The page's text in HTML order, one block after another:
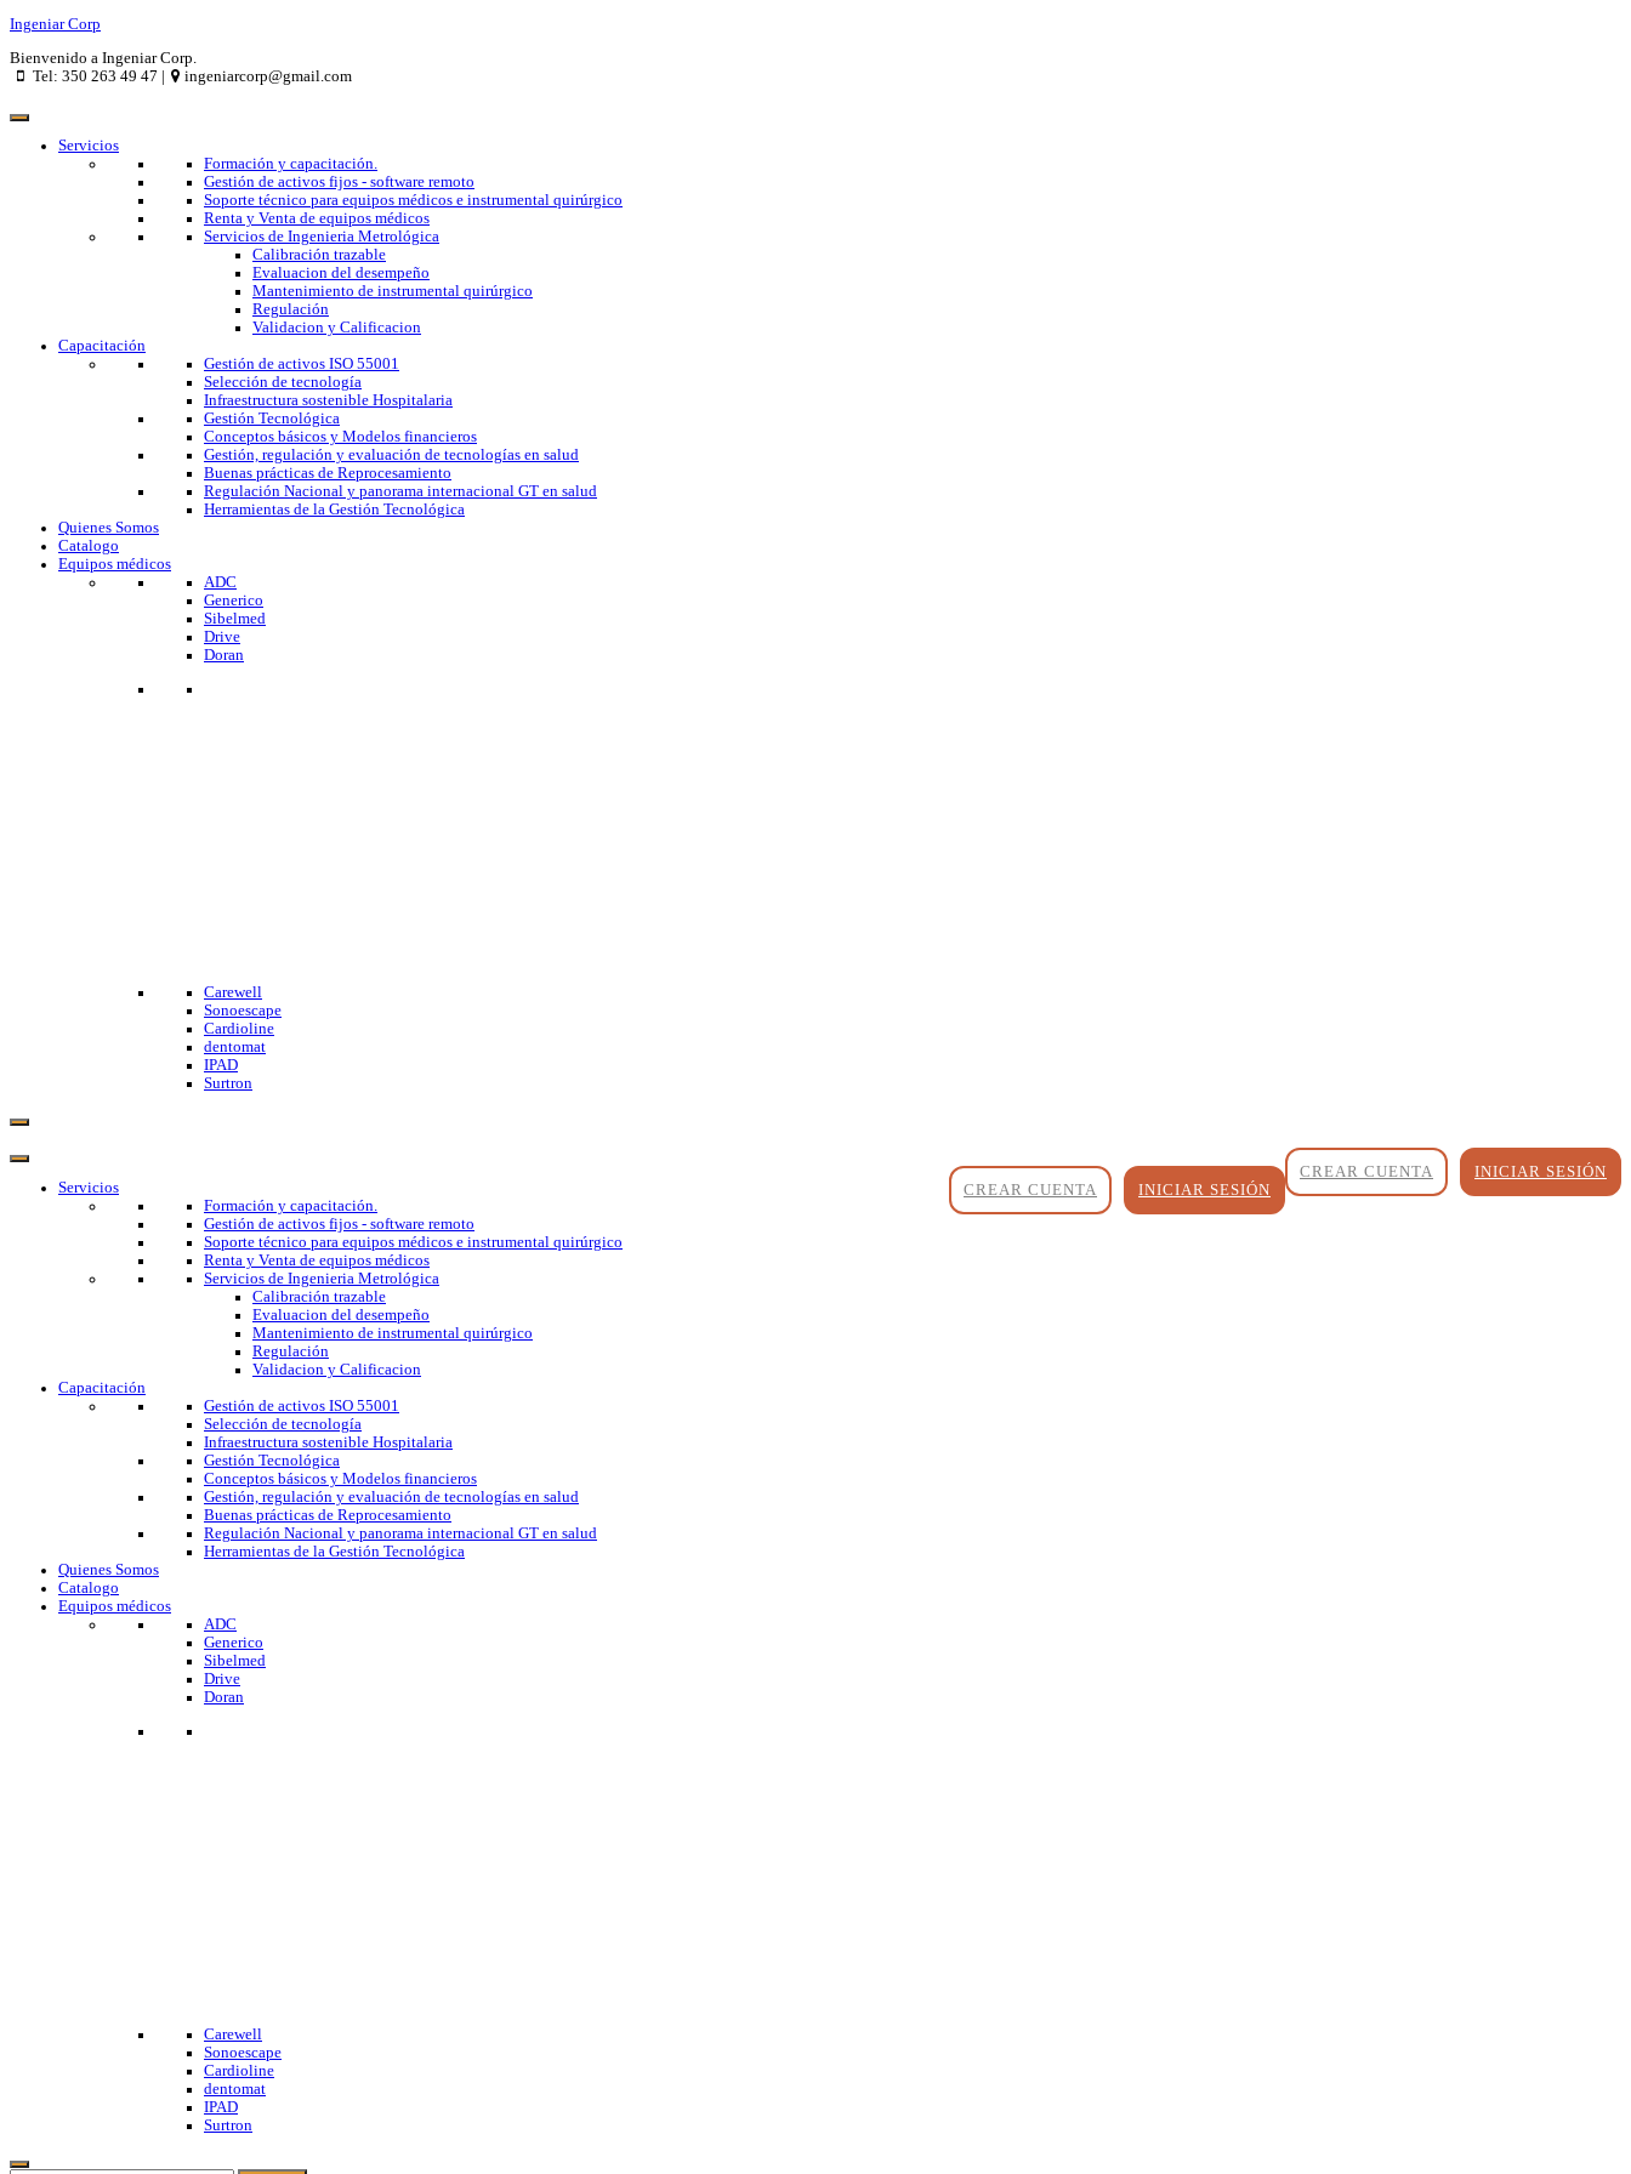
Ingeniar Corp
Bienvenido a Ingeniar Corp.
Tel: 350 263 49 47 |
ingeniarcorp@gmail.com
Servicios
Formación y capacitación.
Gestión de activos fijos - software remoto
Soporte técnico para equipos médicos e instrumental quirúrgico
Renta y Venta de equipos médicos
Servicios de Ingenieria Metrológica
Calibración trazable
Evaluacion del desempeño
Mantenimiento de instrumental quirúrgico
Regulación
Validacion y Calificacion
Capacitación
Gestión de activos ISO 55001
Selección de tecnología
Infraestructura sostenible Hospitalaria
Gestión Tecnológica
Conceptos básicos y Modelos financieros
Gestión, regulación y evaluación de tecnologías en salud
Buenas prácticas de Reprocesamiento
Regulación Nacional y panorama internacional GT en salud
Herramientas de la Gestión Tecnológica
Quienes Somos
Catalogo
Equipos médicos
ADC
Generico
Sibelmed
Drive
Doran
Carewell
Sonoescape
Cardioline
dentomat
IPAD
Surtron
INICIAR SESIÓN
CREAR CUENTA
INICIAR SESIÓN
CREAR CUENTA
Servicios
Formación y capacitación.
Gestión de activos fijos - software remoto
Soporte técnico para equipos médicos e instrumental quirúrgico
Renta y Venta de equipos médicos
Servicios de Ingenieria Metrológica
Calibración trazable
Evaluacion del desempeño
Mantenimiento de instrumental quirúrgico
Regulación
Validacion y Calificacion
Capacitación
Gestión de activos ISO 55001
Selección de tecnología
Infraestructura sostenible Hospitalaria
Gestión Tecnológica
Conceptos básicos y Modelos financieros
Gestión, regulación y evaluación de tecnologías en salud
Buenas prácticas de Reprocesamiento
Regulación Nacional y panorama internacional GT en salud
Herramientas de la Gestión Tecnológica
Quienes Somos
Catalogo
Equipos médicos
ADC
Generico
Sibelmed
Drive
Doran
Carewell
Sonoescape
Cardioline
dentomat
IPAD
Surtron